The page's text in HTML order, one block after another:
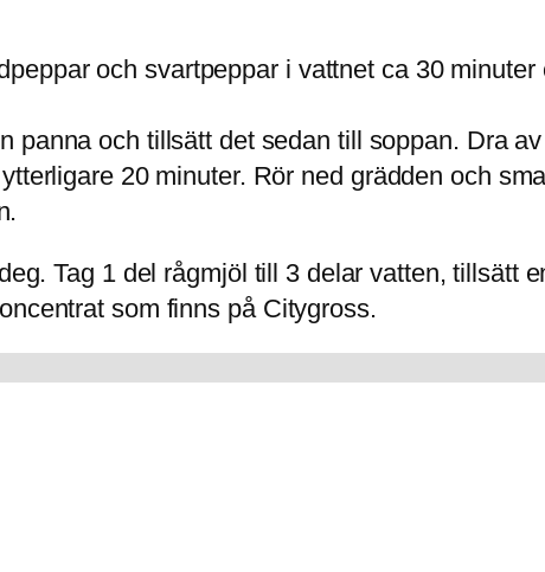
och svartpeppar i vattnet ca 30
panna och tillsätt det sedan till soppan. Dra
20 minuter. Rör ned grädden och
Tag 1 del rågmjöl till 3 delar vatten, tillsätt
som finns på Citygross.